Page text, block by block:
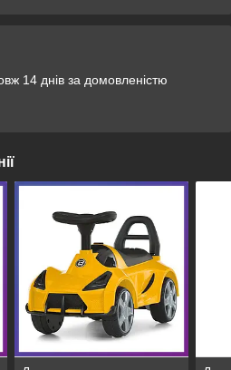
14 днів за домовленістю